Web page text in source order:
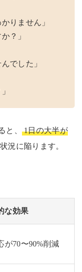
りません」
？」
でした」
と、 1日の大半が
況に陥ります。
な効果
が70〜90%削減